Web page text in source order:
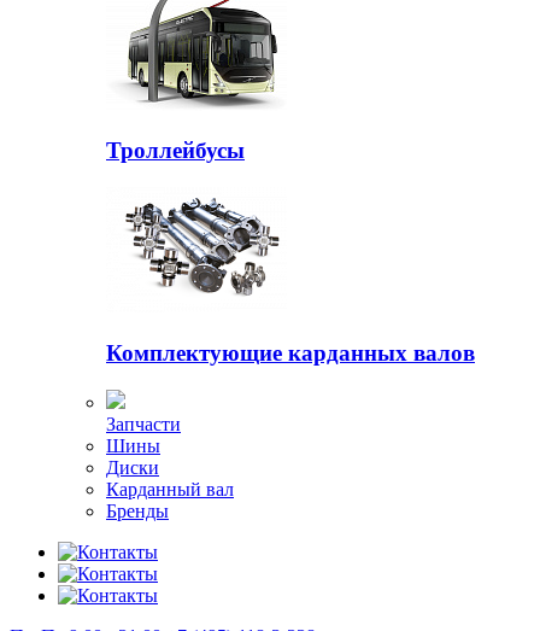
Троллейбусы
Комплектующие карданных валов
Запчасти
Шины
Диски
Карданный вал
Бренды